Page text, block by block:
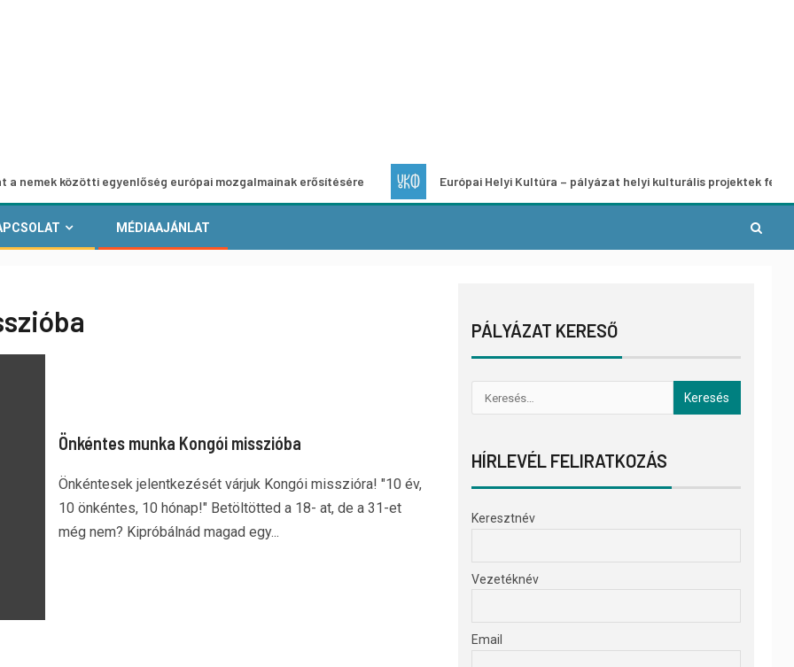
közötti egyenlőség európai mozgalmainak erősítésére Európai Helyi Kultúra – pályázat helyi kulturális projektek fejlesztésére
MÉDIAAJÁNLAT
Önkéntes munka Kongói misszióba
Önkéntesek jelentkezését várjuk Kongói misszióra! "10 év,
10 önkéntes, 10 hónap!" Betöltötted a 18- at, de a 31-et
még nem? Kipróbálnád magad egy...
PÁLYÁZAT KERESŐ
HÍRLEVÉL FELIRATKOZÁS
Keresztnév
Vezetéknév
Email